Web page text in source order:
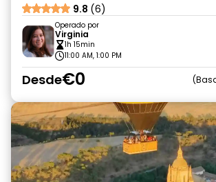
9.8 (6)
Operado por
Virginia
1h 15min
11:00 AM, 1:00 PM
Desde€0